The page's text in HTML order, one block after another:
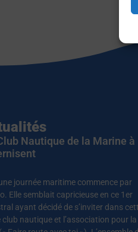
Nautique de la Marine à
journée maritime commence par
Elle semblait capricieuse en ce 1er
ayant décidé de s’inviter dans
nautique et l’association pour la